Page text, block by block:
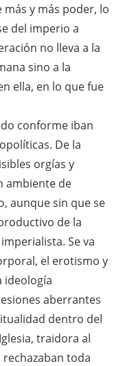
y más poder, lo
del imperio a
no lleva a la
sino a la
ella, en lo que fue
conforme iban
De la
orgías y
ambiente de
aunque sin que se
de la
Se va
el erotismo y
ideología
aberrantes
dentro del
traidora al
toda